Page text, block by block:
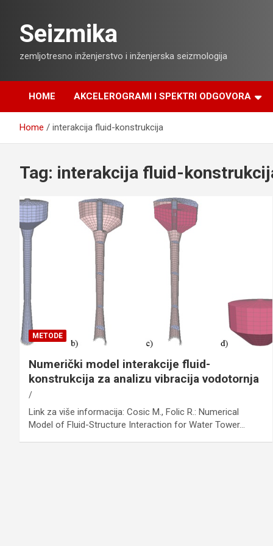
contentSeizmika
zemljotresno inženjerstvo i inženjerska seizmologija
HOME AKCELEROGRAMI I SPEKTRI ODGOVORA
Home interakcija fluid-konstrukcija
Tag: interakcija fluid-
METODE
Numerički model interakcije fluid-
konstrukcija za analizu vibracija vodotornja
Link za više informacija: Cosic M., Folic R.: Numerical
Model of Fluid-Structure Interaction for Water Tower…